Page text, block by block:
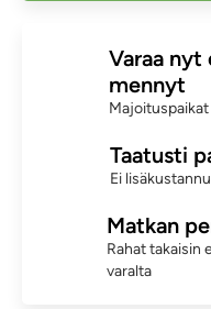
Varaa nyt
mennyt
Taatusti
Ei
Matkan
Rahat takaisin
varalta